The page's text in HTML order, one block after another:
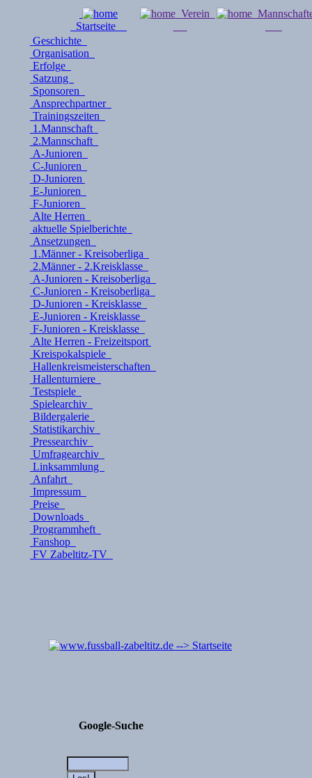
Startseite
Verein
Geschichte
Organisation
Erfolge
Satzung
Sponsoren
Ansprechpartner
Trainingszeiten
1.Mannschaft
2.Mannschaft
A-Junioren
C-Junioren
D-Junioren
E-Junioren
F-Junioren
Alte Herren
aktuelle Spielberichte
Ansetzungen
1.Männer - Kreisoberliga
2.Männer - 2.Kreisklasse
A-Junioren - Kreisoberliga
C-Junioren - Kreisoberliga
D-Junioren - Kreisklasse
E-Junioren - Kreisklasse
F-Junioren - Kreisklasse
Alte Herren - Freizeitsport
Kreispokalspiele
Hallenkreismeisterschaften
Hallenturniere
Testspiele
Spielearchiv
Bildergalerie
Statistikarchiv
Pressearchiv
Umfragearchiv
Linksammlung
Anfahrt
Impressum
Preise
Downloads
Programmheft
Fanshop
FV Zabeltitz-TV
Google-Suche